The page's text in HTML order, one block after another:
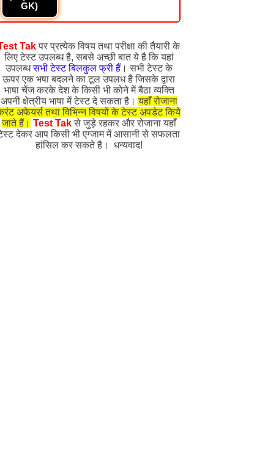
GK)
Takपर प्रत्येक विषय तथा परीक्षा की तैयारी के
लिए टेस्ट उपलब्ध है, सबसे अच्छी बात ये है कि यहां
उपलब्धसभी टेस्ट बिलकुल फ्री हैं। सभी टेस्ट के
ऊपर एक भषा बदलने का टूल उपलध है जिसके द्वारा
भाषा चेंज करके देश के किसी भी कोने में बैठा व्यक्ति
अपनी क्षेत्रीय भाषा में टेस्ट दे सकता है।यहाँ रोजाना
अफेयर्स तथा विभिन्न विषयों के टेस्ट अपडेट किये
जाते हैं। Test Takसे जुड़े रहकर और रोजाना यहाँ
देकर आप किसी भी एग्जाम में आसानी से सफलता
हांसिल कर सकते है। धन्यवाद!